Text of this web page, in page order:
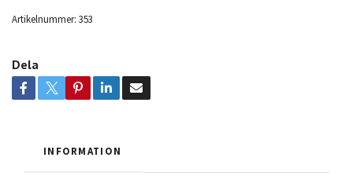
Artikelnummer: 353
Dela
INFORMATION